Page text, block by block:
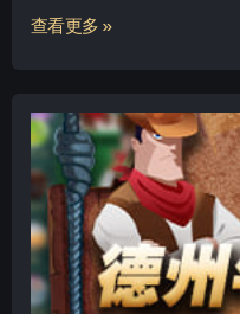
查看更多 »